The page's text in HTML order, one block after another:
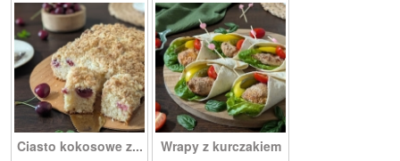
Ciasto kokosowe z... Wrapy z kurczakiem